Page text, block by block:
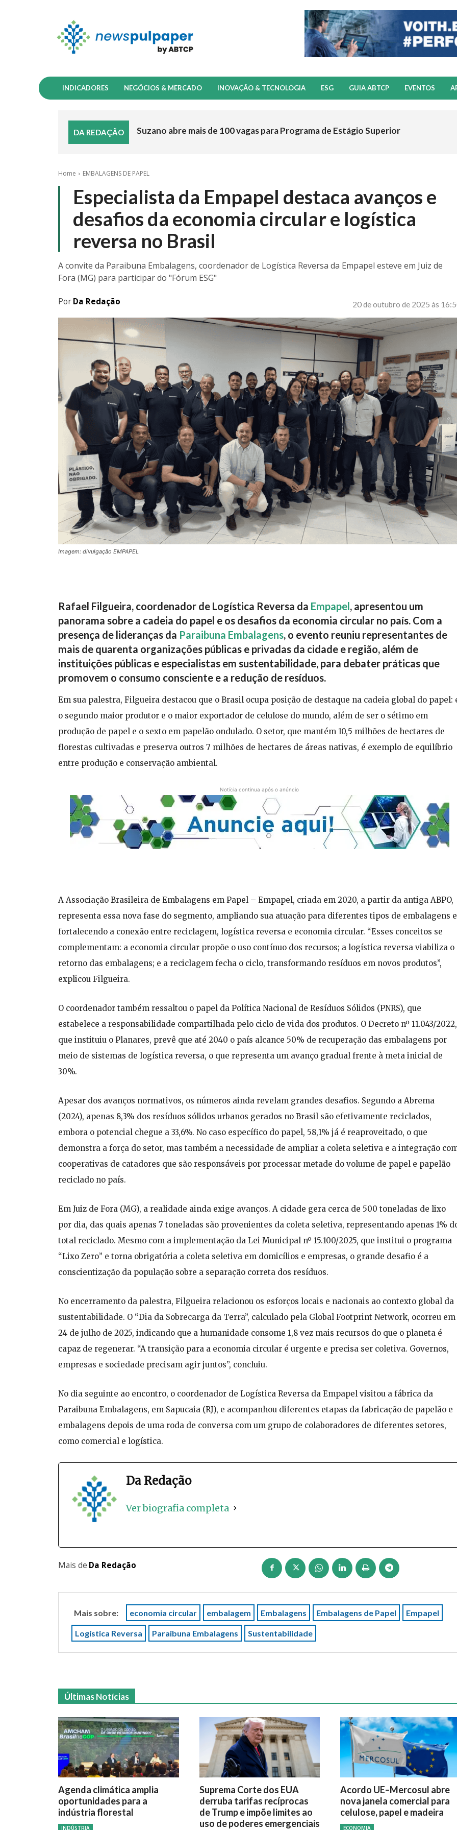
INDICADORES NEGÓCIOS & MERCADO INOVAÇÃO & TECNOLOGIA ESG GUIA ABTCP EVENTOS
DA REDAÇÃO Suzano abre mais de 100 vagas para Programa de Estágio Superior
Home EMBALAGENS DE PAPEL
Especialista da Empapel destaca avanços e
desafios da economia circular e logística
reversa no Brasil
A convite da Paraibuna Embalagens, coordenador de Logística Reversa da Empapel esteve em Juiz de
Fora (MG) para participar do "Fórum ESG"
PorDa Redação 20 de outubro de 2025 às
Imagem: divulgação EMPAPEL
Rafael Filgueira, coordenador de Logística Reversa da Empapel, apresentou um
panorama sobre a cadeia do papel e os desafios da economia circular no país. Com a
presença de lideranças da Paraibuna Embalagens, o evento reuniu representantes de
mais de quarenta organizações públicas e privadas da cidade e região, além de
instituições públicas e especialistas em sustentabilidade, para debater práticas que
promovem o consumo consciente e a redução de resíduos.
Em sua palestra, Filgueira destacou que o Brasil ocupa posição de destaque na cadeia global do papel:
o segundo maior produtor e o maior exportador de celulose do mundo, além de ser o sétimo em
produção de papel e o sexto em papelão ondulado. O setor, que mantém 10,5 milhões de hectares de
florestas cultivadas e preserva outros 7 milhões de hectares de áreas nativas, é exemplo de equilíbrio
entre produção e conservação ambiental.
Notícia continua após o anúncio
A Associação Brasileira de Embalagens em Papel – Empapel, criada em 2020, a partir da antiga ABPO,
representa essa nova fase do segmento, ampliando sua atuação para diferentes tipos de embalagens e
fortalecendo a conexão entre reciclagem, logística reversa e economia circular. “Esses conceitos se
complementam: a economia circular propõe o uso contínuo dos recursos; a logística reversa viabiliza o
retorno das embalagens; e a reciclagem fecha o ciclo, transformando resíduos em novos produtos”,
explicou Filgueira.
O coordenador também ressaltou o papel da Política Nacional de Resíduos Sólidos (PNRS), que
estabelece a responsabilidade compartilhada pelo ciclo de vida dos produtos. O Decreto nº 11.043/2022,
que instituiu o Planares, prevê que até 2040 o país alcance 50% de recuperação das embalagens por
meio de sistemas de logística reversa, o que representa um avanço gradual frente à meta inicial de
30%.
Apesar dos avanços normativos, os números ainda revelam grandes desafios. Segundo a Abrema
(2024), apenas 8,3% dos resíduos sólidos urbanos gerados no Brasil são efetivamente reciclados,
embora o potencial chegue a 33,6%. No caso específico do papel, 58,1% já é reaproveitado, o que
demonstra a força do setor, mas também a necessidade de ampliar a coleta seletiva e a integração
cooperativas de catadores que são responsáveis por processar metade do volume de papel e papelão
reciclado no país.
Em Juiz de Fora (MG), a realidade ainda exige avanços. A cidade gera cerca de 500 toneladas de lixo
por dia, das quais apenas 7 toneladas são provenientes da coleta seletiva, representando apenas 1%
total reciclado. Mesmo com a implementação da Lei Municipal nº 15.100/2025, que institui o programa
“Lixo Zero” e torna obrigatória a coleta seletiva em domicílios e empresas, o grande desafio é a
conscientização da população sobre a separação correta dos resíduos.
No encerramento da palestra, Filgueira relacionou os esforços locais e nacionais ao contexto global da
sustentabilidade. O “Dia da Sobrecarga da Terra”, calculado pela Global Footprint Network, ocorreu em
24 de julho de 2025, indicando que a humanidade consome 1,8 vez mais recursos do que o planeta é
capaz de regenerar. “A transição para a economia circular é urgente e precisa ser coletiva. Governos,
empresas e sociedade precisam agir juntos”, concluiu.
No dia seguinte ao encontro, o coordenador de Logística Reversa da Empapel visitou a fábrica da
Paraibuna Embalagens, em Sapucaia (RJ), e acompanhou diferentes etapas da fabricação de papelão e
embalagens depois de uma roda de conversa com um grupo de colaboradores de diferentes setores,
como comercial e logística.
Da Redação
Ver biografia completa
Mais de Da Redação
Mais sobre: economia circular embalagem Embalagens Embalagens de Papel Empapel
Logística Reversa Paraibuna Embalagens Sustentabilidade
Últimas Notícias
Agenda climática amplia
oportunidades para a
indústria florestal
INDÚSTRIA
Suprema Corte dos EUA
derruba tarifas recíprocas
de Trump e impõe limites ao
uso de poderes emergenciais
Acordo UE–Mercosul abre
nova janela comercial para
celulose, papel e madeira
ECONOMIA